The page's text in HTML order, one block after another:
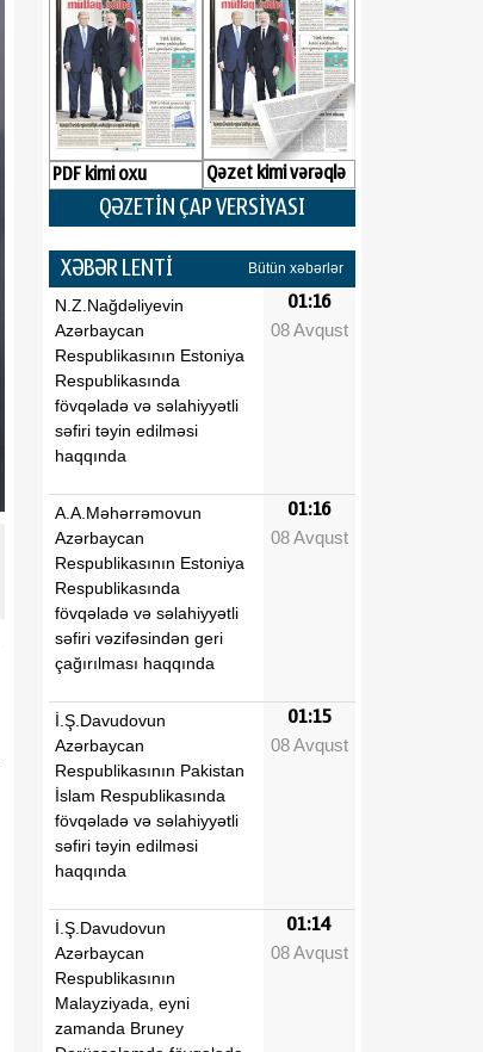
PDF kimi oxu Qəzet kimi vərəqlə
QƏZETİN ÇAP VERSİYASI
XƏBƏR LENTİ Bütün xəbərlər
N.Z.Nağdəliyevin
Azərbaycan
Respublikasının Estoniya
Respublikasında
fövqəladə və səlahiyyətli
səfiri təyin edilməsi
haqqında
01:16
08 Avqust
A.A.Məhərrəmovun
Azərbaycan
Respublikasının Estoniya
Respublikasında
fövqəladə və səlahiyyətli
səfiri vəzifəsindən geri
çağırılması haqqında
01:16
08 Avqust
İ.Ş.Davudovun
Azərbaycan
Respublikasının Pakistan
İslam Respublikasında
fövqəladə və səlahiyyətli
səfiri təyin edilməsi
haqqında
01:15
08 Avqust
İ.Ş.Davudovun
Azərbaycan
Respublikasının
Malayziyada, eyni
zamanda Bruney
01:14
08 Avqust